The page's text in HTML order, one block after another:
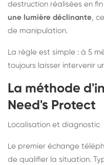
destruction réalisées en
une lumière déclinante,
de manipulation.
La règle est simple : à 5
toujours laisser intervenir
La méthode
Need's Protect
Localisation et diagnostic
Le premier échange
de qualifier la situation.